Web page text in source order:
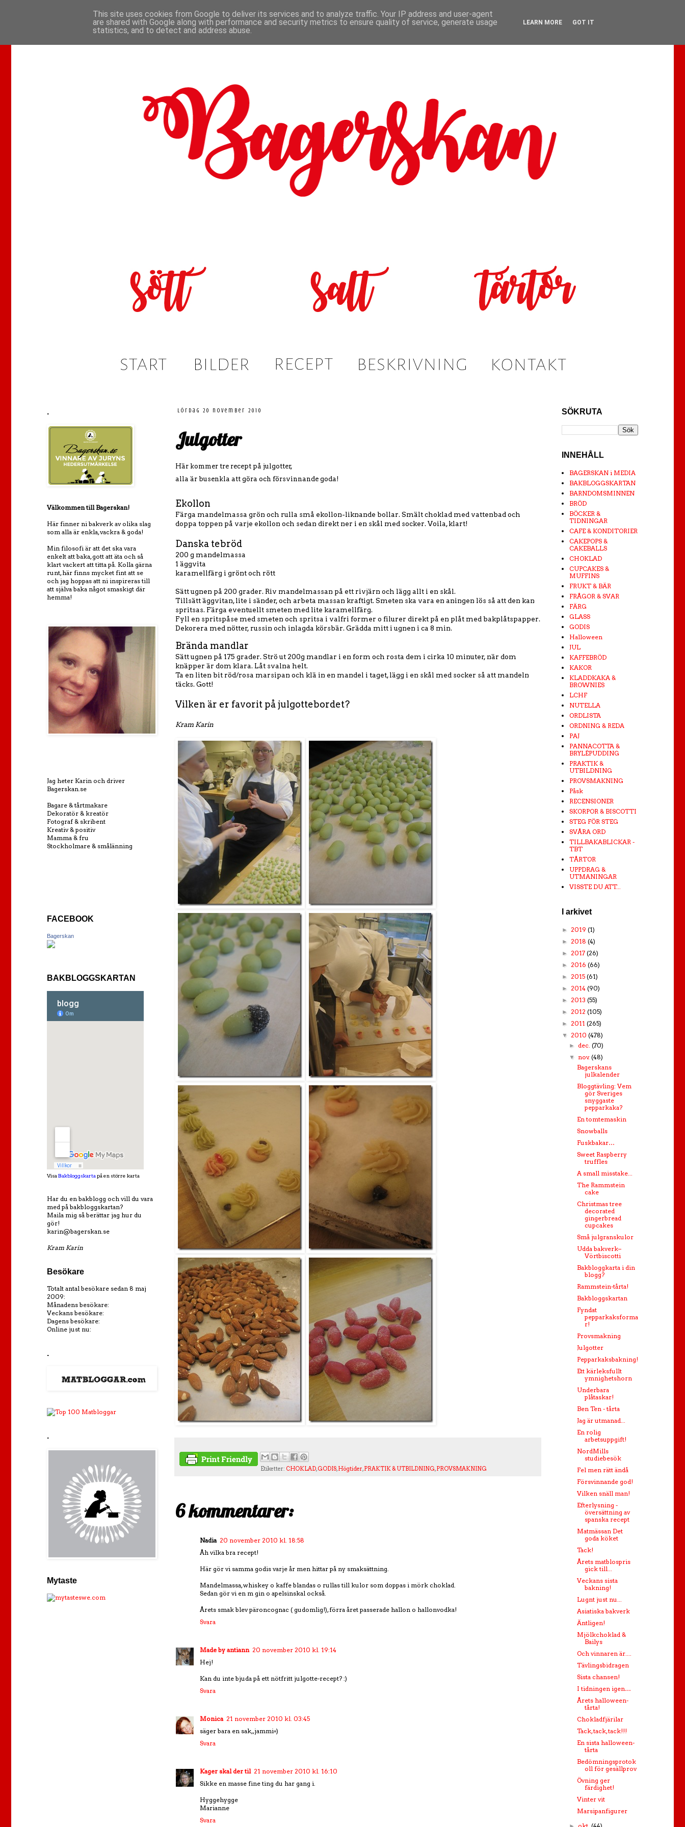
lördag 20 november 2010
Julgotter
Här kommer tre recept på julgotter,
alla är busenkla att göra och försvinnande goda!
Ekollon
Färga mandelmassa grön och rulla små ekollon-liknande bollar. Smält choklad med vattenbad och
doppa toppen på varje ekollon och sedan direkt ner i en skål med socker. Voila, klart!
Danska tebröd
200 g mandelmassa
1 äggvita
karamellfärg i grönt och rött
Sätt ugnen på 200 grader. Riv mandelmassan på ett rivjärn och lägg allt i en skål.
Tillsätt äggvitan, lite i sänder, och arbeta massan kraftigt. Smeten ska vara en aningen lös så att den kan
spritsas. Färga eventuellt smeten med lite karamellfärg.
Fyll en spritspåse med smeten och spritsa i valfri former o filurer direkt på en plåt med bakplåtspapper.
Dekorera med nötter, russin och inlagda körsbär. Grädda mitt i ugnen i ca 8 min.
Brända mandlar
Sätt ugnen på 175 grader. Strö ut 200g mandlar i en form och rosta dem i cirka 10 minuter, när dom
knäpper är dom klara. Låt svalna helt.
Ta en liten bit röd/rosa marsipan och klä in en mandel i taget, lägg i en skål med socker så att mandeln
täcks. Gott!
Vilken är er favorit på julgottebordet?
Kram Karin
Etiketter: CHOKLAD,GODIS,Högtider,PRAKTIK & UTBILDNING,PROVSMAKNING
6 kommentarer:
Nadia 20 november 2010 kl. 18:58
Åh vilka bra recept!
Här gör vi samma godis varje år men hittar på ny smaksättning.
Mandelmassa, whiskey o kaffe blandas o rullas till kulor som doppas i mörk choklad.
Sedan gör vi en m gin o apelsinskal också.
Årets smak blev päroncognac ( gudomlig!), förra året passerade hallon o hallonvodka!
Svara
Made by antiann 20 november 2010 kl. 19:14
Hej!
Kan du inte bjuda på ett nötfritt julgotte-recept? :)
Svara
Monica 21 november 2010 kl. 03:45
säger bara en sak,,jammi=)
Svara
Kager skal der til 21 november 2010 kl. 16:10
Sikke en masse fine ting du har gang i.
Hyggehygge
Marianne
Svara
.
Välkommen till Bagerskan!
Här finner ni bakverk av olika slag
som alla är enkla, vackra & goda!
Min filosofi är att det ska vara
enkelt att baka, gott att äta och så
klart vackert att titta på. Kolla gärna
runt, här finns mycket fint att se
och jag hoppas att ni inspireras till
att själva baka något smaskigt där
hemma!
Jag heter Karin och driver
Bagerskan.se
Bagare & tårtmakare
Dekoratör & kreatör
Fotograf & skribent
Kreativ & positiv
Mamma & fru
Stockholmare & smålänning
FACEBOOK
Bagerskan
BAKBLOGGSKARTAN
Visa Bakbloggskarta på en större karta
Har du en bakblogg och vill du vara
med på bakbloggskartan?
Maila mig så berättar jag hur du
gör!
karin@bagerskan.se
Kram Karin
Besökare
Totalt antal besökare sedan 8 maj
2009:
Månadens besökare:
Veckans besökare:
Dagens besökare:
Online just nu:
.
.
Mytaste
SÖKRUTA
INNEHÅLL
BAGERSKAN i MEDIA
BAKBLOGGSKARTAN
BARNDOMSMINNEN
BRÖD
BÖCKER &
TIDNINGAR
CAFE & KONDITORIER
CAKEPOPS &
CAKEBALLS
CHOKLAD
CUPCAKES &
MUFFINS
FRUKT & BÄR
FRÅGOR & SVAR
FÄRG
GLASS
GODIS
Halloween
JUL
KAFFEBRÖD
KAKOR
KLADDKAKA &
BROWNIES
LCHF
NUTELLA
ORDLISTA
ORDNING & REDA
PAJ
PANNACOTTA &
BRYLÉPUDDING
PRAKTIK &
UTBILDNING
PROVSMAKNING
Påsk
RECENSIONER
SKORPOR & BISCOTTI
STEG FÖR STEG
SVÅRA ORD
TILLBAKABLICKAR -
TBT
TÅRTOR
UPPDRAG &
UTMANINGAR
VISSTE DU ATT...
I arkivet
► 2019 (1)
► 2018 (4)
► 2017 (26)
► 2016 (66)
► 2015 (61)
► 2014 (90)
► 2013 (55)
► 2012 (105)
► 2011 (265)
▼ 2010 (478)
► dec.(70)
▼ nov.(48)
Bagerskans
julkalender
Bloggtävling: Vem
gör Sveriges
snyggaste
pepparkaka?
En tomtemaskin
Snowballs
Fuskbakar…
Sweet Raspberry
truffles
A small misstake...
The Rammstein
cake
Christmas tree
decorated
gingerbread
cupcakes
Små julgranskulor
Udda bakverk–
Vörtbiscotti
Bakbloggkarta i din
blogg?
Rammstein-tårta!
Bakbloggskartan
Fyndat
pepparkaksforma
r!
Provsmakning
Julgotter
Pepparkaksbakning!
Ett kärleksfullt
ymnighetshorn
Underbara
plåtaskar!
Ben Ten - tårta
Jag är utmanad...
En rolig
arbetsuppgift!
NordMills
studiebesök
Fel men rätt ändå
Försvinnande god!
Vilken snäll man!
Efterlysning -
översättning av
spanska recept
Matmässan Det
goda köket
Tack!
Årets matblospris
gick till...
Veckans sista
bakning!
Lugnt just nu...
Asiatiska bakverk
Äntligen!
Mjölkchoklad &
Bailys
Och vinnaren är....
Tävlingsbidragen
Sista chansen!
I tidningen igen…
Årets halloween-
tårta!
Chokladfjärilar
Tack, tack, tack!!!
En sista halloween-
tårta
Bedömningsprotok
oll för gesällprov
Övning ger
färdighet!
Vinter vit
Marsipanfigurer
This site uses cookies from Google to deliver its services and to analyze traffic. Your IP address and user-agent
are shared with Google along with performance and security metrics to ensure quality of service, generate usage
statistics, and to detect and address abuse.
LEARN MORE GOT IT